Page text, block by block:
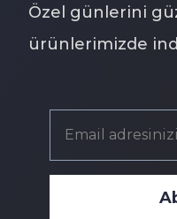
Özel günlerini
ürünlerimizde